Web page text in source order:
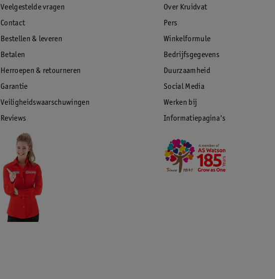
Veelgestelde vragen
Contact
Bestellen & leveren
Betalen
Herroepen & retourneren
Garantie
Veiligheidswaarschuwingen
Reviews
Over Kruidvat
Pers
Winkelformule
Bedrijfsgegevens
Duurzaamheid
Social Media
Werken bij
Informatiepagina's